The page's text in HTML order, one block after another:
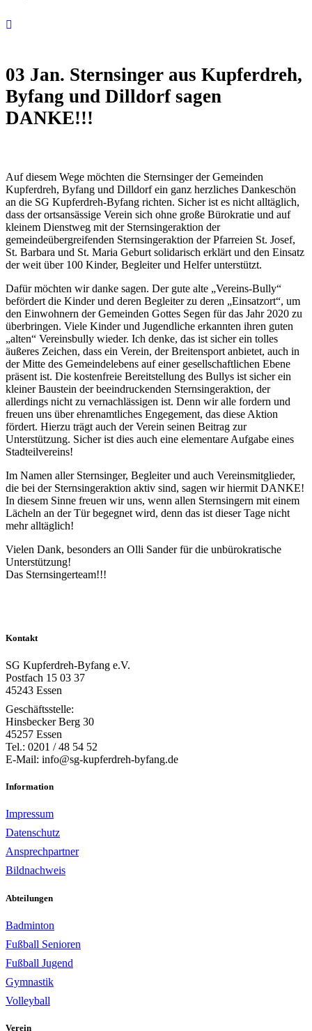
03 Jan. Sternsinger aus Kupferdreh,
Byfang und Dilldorf sagen
DANKE!!!
Auf diesem Wege möchten die Sternsinger der Gemeinden
Kupferdreh, Byfang und Dilldorf ein ganz herzliches Dankeschön
an die SG Kupferdreh-Byfang richten. Sicher ist es nicht alltäglich,
dass der ortsansässige Verein sich ohne große Bürokratie und auf
kleinem Dienstweg mit der Sternsingeraktion der
gemeindeübergreifenden Sternsingeraktion der Pfarreien St. Josef,
St. Barbara und St. Maria Geburt solidarisch erklärt und den Einsatz
der weit über 100 Kinder, Begleiter und Helfer unterstützt.
Dafür möchten wir danke sagen. Der gute alte „Vereins-Bully“
befördert die Kinder und deren Begleiter zu deren „Einsatzort“, um
den Einwohnern der Gemeinden Gottes Segen für das Jahr 2020 zu
überbringen. Viele Kinder und Jugendliche erkannten ihren guten
„alten“ Vereinsbully wieder. Ich denke, das ist sicher ein tolles
äußeres Zeichen, dass ein Verein, der Breitensport anbietet, auch in
der Mitte des Gemeindelebens auf einer gesellschaftlichen Ebene
präsent ist. Die kostenfreie Bereitstellung des Bullys ist sicher ein
kleiner Baustein der beeindruckenden Sternsingeraktion, der
allerdings nicht zu vernachlässigen ist. Denn wir alle fordern und
freuen uns über ehrenamtliches Engegement, das diese Aktion
fördert. Hierzu trägt auch der Verein seinen Beitrag zur
Unterstützung. Sicher ist dies auch eine elementare Aufgabe eines
Stadteilvereins!
Im Namen aller Sternsinger, Begleiter und auch Vereinsmitglieder,
die bei der Sternsingeraktion aktiv sind, sagen wir hiermit DANKE!
In diesem Sinne freuen wir uns, wenn allen Sternsingern mit einem
Lächeln an der Tür begegnet wird, denn das ist dieser Tage nicht
mehr alltäglich!
Vielen Dank, besonders an Olli Sander für die unbürokratische
Unterstützung!
Das Sternsingerteam!!!
Kontakt
SG Kupferdreh-Byfang e.V.
Postfach 15 03 37
45243 Essen
Geschäftsstelle:
Hinsbecker Berg 30
45257 Essen
Tel.: 0201 / 48 54 52
E-Mail: info@sg-kupferdreh-byfang.de
Information
Impressum
Datenschutz
Ansprechpartner
Bildnachweis
Abteilungen
Badminton
Fußball Senioren
Fußball Jugend
Gymnastik
Volleyball
Verein